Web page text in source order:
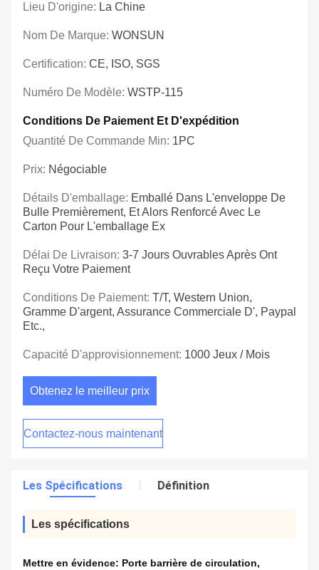
Lieu D'origine: La Chine
Nom De Marque: WONSUN
Certification: CE, ISO, SGS
Numéro De Modèle: WSTP-115
Conditions De Paiement Et D'expédition
Quantité De Commande Min: 1PC
Prix: Négociable
Détails D'emballage: Emballé Dans L'enveloppe De
Bulle Premièrement, Et Alors Renforcé Avec Le
Carton Pour L'emballage Ex
Délai De Livraison: 3-7 Jours Ouvrables Après Ont
Reçu Votre Paiement
Conditions De Paiement: T/T, Western Union,
Gramme D'argent, Assurance Commerciale D', Paypal
Etc.,
Capacité D'approvisionnement: 1000 Jeux / Mois
Obtenez le meilleur prix
Contactez-nous maintenant
Les Spécifications Définition
Les spécifications
Mettre en évidence: Porte barrière de circulation,